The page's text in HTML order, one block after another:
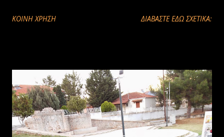
ΚΟΙΝΉ ΧΡΉΣΗ ΔΙΑΒΑΣΤΕ ΕΔΩ ΣΧΕΤΙΚΑ: